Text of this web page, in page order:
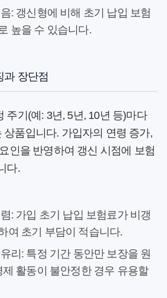
: 갱신형에 비해 초기 납입 보험
높을 수 있습니다.
과 장단점
주기(예: 3년, 5년, 10년 등)마다
상품입니다. 가입자의 연령 증가,
인을 반영하여 갱신 시점에 보험
다.
: 가입 초기 납입 보험료가 비갱
여 초기 부담이 적습니다.
리: 특정 기간 동안만 보장을 원
활동이 불안정한 경우 유용할